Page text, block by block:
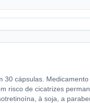
30 cápsulas.
risco de cicatrizes
à soja, a